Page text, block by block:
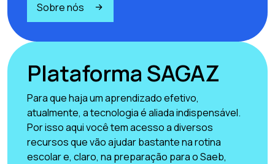
Sobre nós
Plataforma SAGAZ
Para que haja um aprendizado efetivo,
atualmente, a tecnologia é aliada indispensável.
Por isso aqui você tem acesso a diversos
recursos que vão ajudar bastante na rotina
escolar e, claro, na preparação para o Saeb,